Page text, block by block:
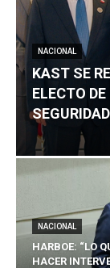
NACIONAL
KAST SE
ELECTO
SEGURIDAD
NACIONAL
HARBOE: “LO
HACER